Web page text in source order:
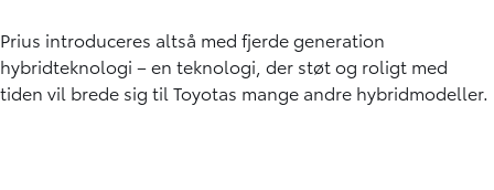
Prius introduceres altså med fjerde generation
hybridteknologi – en teknologi, der støt og roligt med
tiden vil brede sig til Toyotas mange andre hybridmodeller.